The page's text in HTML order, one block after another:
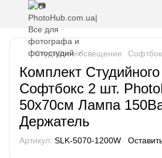
Студийное освещение
Комплект
Софтбокс 2 шт.
50x70см Лампа
Держатель
Артикул: SLK-5070-1200W